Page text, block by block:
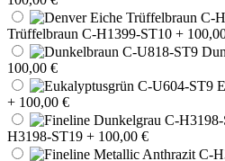
Trüffelbraun C-H1399-ST10 +
100,00 €
+ 100,00 €
H3198-ST19 + 100,00 €